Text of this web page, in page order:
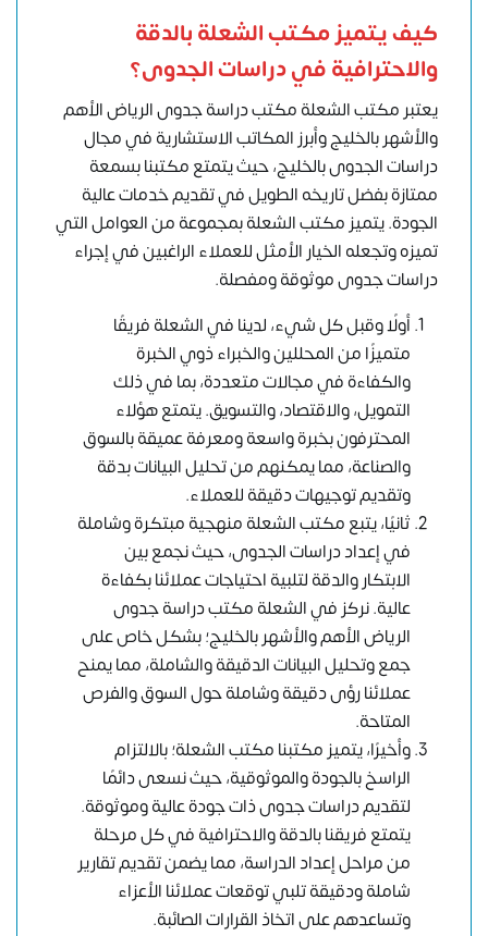
كيف يتميز مكتب الشعلة بالدقة
والاحترافية في دراسات الجدوى؟
يعتبر مكتب الشعلة مكتب دراسة جدوى الرياض الأهم
والأشهر بالخليج وأبرز المكاتب الاستشارية في مجال
دراسات الجدوى بالخليج، حيث يتمتع مكتبنا بسمعة
ممتازة بفضل تاريخه الطويل في تقديم خدمات عالية
الجودة. يتميز مكتب الشعلة بمجموعة من العوامل التي
تميزه وتجعله الخيار الأمثل للعملاء الراغبين في إجراء
دراسات جدوى موثوقة ومفصلة.
أولًا وقبل كل شيء، لدينا في الشعلة فريقًا
متميزًا من المحللين والخبراء ذوي الخبرة
والكفاءة في مجالات متعددة، بما في ذلك
التمويل، والاقتصاد، والتسويق. يتمتع هؤلاء
المحترفون بخبرة واسعة ومعرفة عميقة بالسوق
والصناعة، مما يمكنهم من تحليل البيانات بدقة
وتقديم توجيهات دقيقة للعملاء.
ثانيًا، يتبع مكتب الشعلة منهجية مبتكرة وشاملة
في إعداد دراسات الجدوى، حيث نجمع بين
الابتكار والدقة لتلبية احتياجات عملائنا بكفاءة
عالية. نركز في الشعلة مكتب دراسة جدوى
الرياض الأهم والأشهر بالخليج؛ بشكل خاص على
جمع وتحليل البيانات الدقيقة والشاملة، مما يمنح
عملائنا رؤى دقيقة وشاملة حول السوق والفرص
المتاحة.
وأخيرًا، يتميز مكتبنا مكتب الشعلة؛ بالالتزام
الراسخ بالجودة والموثوقية، حيث نسعى دائمًا
لتقديم دراسات جدوى ذات جودة عالية وموثوقة.
يتمتع فريقنا بالدقة والاحترافية في كل مرحلة
من مراحل إعداد الدراسة، مما يضمن تقديم تقارير
شاملة ودقيقة تلبي توقعات عملائنا الأعزاء
وتساعدهم على اتخاذ القرارات الصائبة.